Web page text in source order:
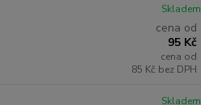
cena od
95 Kč
cena od
85 Kč bez DPH
Skladem
Skladem